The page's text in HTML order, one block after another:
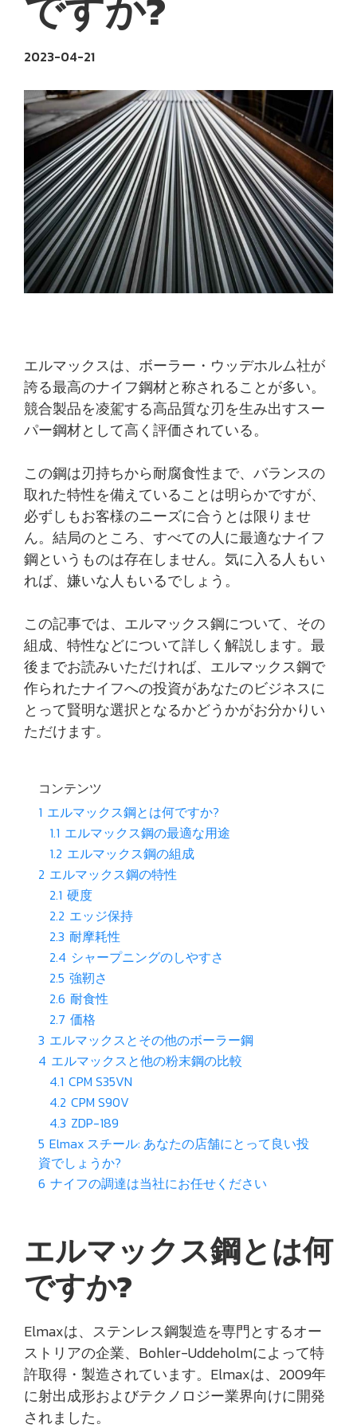
2023-04-21
エルマックスは、ボーラー・ウッデホルム社が
誇る最高のナイフ鋼材と称されることが多い。
競合製品を凌駕する高品質な刃を生み出すスー
パー鋼材として高く評価されている。
この鋼は刃持ちから耐腐食性まで、バランスの
取れた特性を備えていることは明らかですが、
必ずしもお客様のニーズに合うとは限りませ
ん。結局のところ、すべての人に最適なナイフ
鋼というものは存在しません。気に入る人もい
れば、嫌いな人もいるでしょう。
この記事では、エルマックス鋼について、その
組成、特性などについて詳しく解説します。最
後までお読みいただければ、エルマックス鋼で
作られたナイフへの投資があなたのビジネスに
とって賢明な選択となるかどうかがお分かりい
ただけます。
コンテンツ
1 エルマックス鋼とは何ですか?
1.1 エルマックス鋼の最適な用途
1.2 エルマックス鋼の組成
2 エルマックス鋼の特性
2.1 硬度
2.2 エッジ保持
2.3 耐摩耗性
2.4 シャープニングのしやすさ
2.5 強靭さ
2.6 耐食性
2.7 価格
3 エルマックスとその他のボーラー鋼
4 エルマックスと他の粉末鋼の比較
4.1 CPM S35VN
4.2 CPM S90V
4.3 ZDP-189
5 Elmax スチール: あなたの店舗にとって良い投
資でしょうか?
6 ナイフの調達は当社にお任せください
エルマックス鋼とは何
ですか?
Elmaxは、ステンレス鋼製造を専門とするオー
ストリアの企業、Bohler-Uddeholmによって特
許取得・製造されています。Elmaxは、2009年
に射出成形およびテクノロジー業界向けに開発
されました。